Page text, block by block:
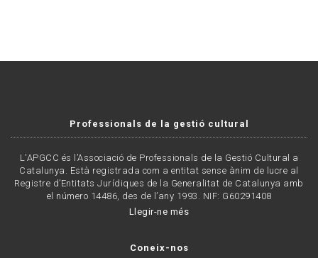
Professionals de la gestió cultural
L'APGCC és l’Associació de Professionals de la Gestió Cultural a
Catalunya. Està registrada com a entitat sense ànim de lucre al
Registre d’Entitats Jurídiques de la Generalitat de Catalunya amb
el número 14486, des de l’any 1993. NIF: G60291408
Llegir-ne més
Coneix-nos